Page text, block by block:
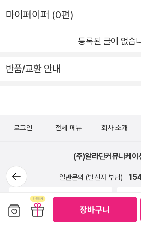
장바구니
입니다‼과연 아이들에겐 어떤일이 벌어
할 수 밖에 없는 이유지요.몇달 전 도서
초 컷이였다니까요‼️저도 손 떨면서 광
라 작가님 팬 이라고 말 못했어요
구요ㅋㅋㅋ)✅️아무튼 엄청난 인기의
도,오늘도 재미있게 읽었답니다.읽다보
게 되는 마법도 혹시.. 똥볶이할멈의 주
다.#똥볶이할멈 #똥볶이할멈6_학교앞
북#강효미글 #김무연그림 #신간도서
만 중독되어 좀비처럼 변해버리게 되
둘째가 얘기해주더라구요. 아이들 학
어요. 없는게 없는 정말 만물상같은 곳
식품들을 맛있다고 많은 아이들이 사먹
남매도 한두번씩은 경험이 있더라구요.
다 어디서 만들어내는 식품인지 잘 알
은 우리가 지킨다〕에서 소재를 사용해
재미나게 읽는 것 같아요. 이 책을 통해
우리에게 미치는 영향들에 대해 한번씩
#슈크림북 #똥볶이할멈 #강효미작가
학년도서추천 #초등중학년도서추천 #
마이페이퍼 (0편)
등록된 글이 없습
반품/교환 안내
뒤로가
기
로그인 전체 메뉴 회사 소개
(주)알라딘커뮤니케이
일반문의 (발신자 부담)
1:1 문의
중고매장 위치, 영업시